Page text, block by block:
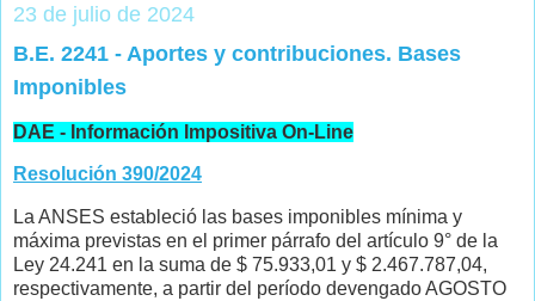
23 de julio de 2024
B.E. 2241 - Aportes y contribuciones. Bases
Imponibles
DAE - Información Impositiva On-Line
Resolución 390/2024
La ANSES estableció las bases imponibles mínima y
máxima previstas en el primer párrafo del artículo 9° de la
Ley 24.241 en la suma de $ 75.933,01 y $ 2.467.787,04,
respectivamente, a partir del período devengado AGOSTO